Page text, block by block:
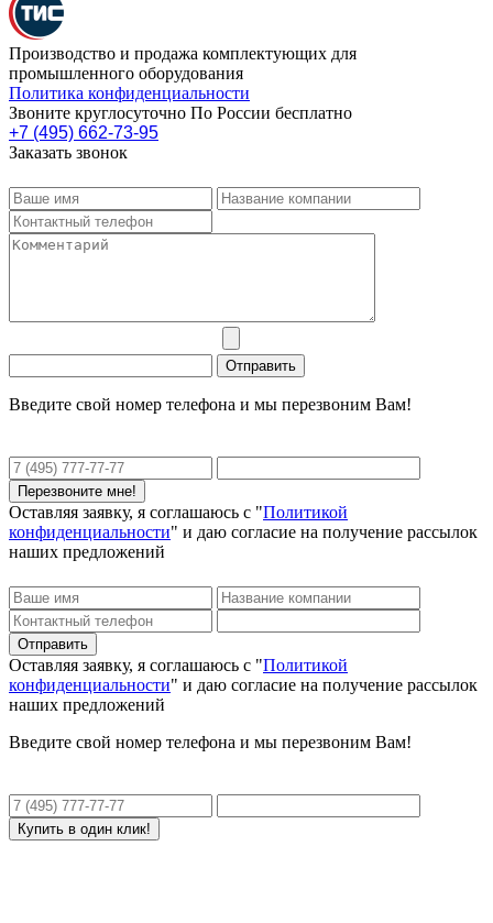
Производство и продажа комплектующих для
промышленного оборудования
Политика конфиденциальности
Звоните круглосуточно По России бесплатно
+7 (495) 662-73-95
Заказать звонок
Введите свой номер телефона и мы перезвоним Вам!
Оставляя заявку, я соглашаюсь с "Политикой
конфиденциальности" и даю согласие на получение рассылок
наших предложений
Оставляя заявку, я соглашаюсь с "Политикой
конфиденциальности" и даю согласие на получение рассылок
наших предложений
Введите свой номер телефона и мы перезвоним Вам!